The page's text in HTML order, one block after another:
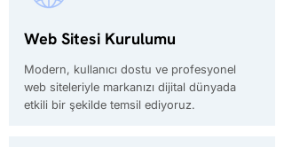
Web Sitesi Kurulumu
Modern, kullanıcı dostu ve profesyonel
web siteleriyle markanızı dijital dünyada
etkili bir şekilde temsil ediyoruz.